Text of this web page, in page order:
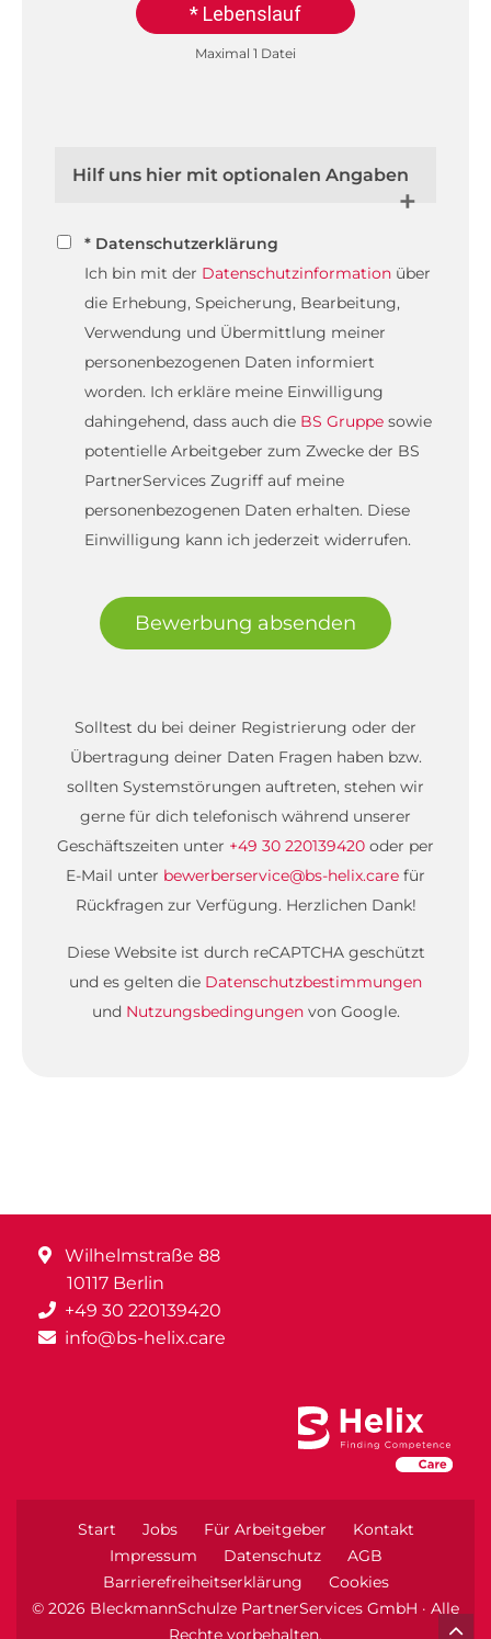
* Lebenslauf
Maximal 1 Datei
Hilf uns hier mit optionalen Angaben
* Datenschutzerklärung
Ich bin mit der Datenschutzinformation über
die Erhebung, Speicherung, Bearbeitung,
Verwendung und Übermittlung meiner
personenbezogenen Daten informiert
worden. Ich erkläre meine Einwilligung
dahingehend, dass auch die BS Gruppe sowie
potentielle Arbeitgeber zum Zwecke der BS
PartnerServices Zugriff auf meine
personenbezogenen Daten erhalten. Diese
Einwilligung kann ich jederzeit widerrufen.
Bewerbung absenden
Solltest du bei deiner Registrierung oder der
Übertragung deiner Daten Fragen haben bzw.
sollten Systemstörungen auftreten, stehen wir
gerne für dich telefonisch während unserer
Geschäftszeiten unter +49 30 220139420 oder per
E-Mail unter bewerberservice@bs-helix.care für
Rückfragen zur Verfügung. Herzlichen Dank!
Diese Website ist durch reCAPTCHA geschützt
und es gelten die Datenschutzbestimmungen
und Nutzungsbedingungenvon Google.
Wilhelmstraße 88
10117 Berlin
+49 30 220139420
info@bs-helix.care
Start Jobs Für Arbeitgeber
Kontakt
Impressum
Datenschutz
AGB
Barrierefreiheitserklärung
Cookies
© 2026 BleckmannSchulze PartnerServices GmbH · Alle
Rechte vorbehalten.